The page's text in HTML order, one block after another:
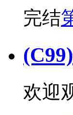
完结
欢迎